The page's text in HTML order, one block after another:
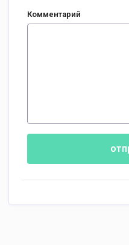
Комментарий